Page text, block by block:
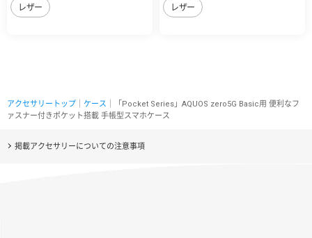
レザー レザー
アクセサリートップ ケース ｜「Pocket Series」AQUOS zero5G Basic用 便利なフ
ァスナー付きポケット搭載 手帳型スマホケース
掲載アクセサリーについての注意事項